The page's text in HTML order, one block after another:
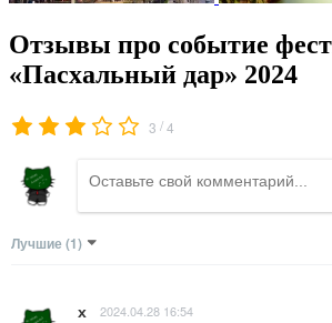
Отзывы про событие
«Пасхальный дар» 2024
3 /4
Лучшие (1)
х 2024.04.28 16:54